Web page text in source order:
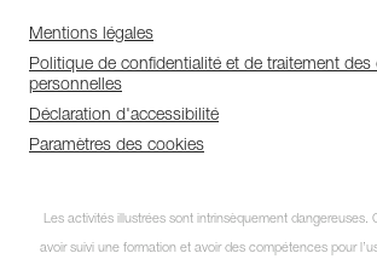
Mentions légales
Politique de confidentialité et de traitement des
personnelles
Déclaration d'accessibilité
Paramètres des cookies
Les activités illustrées sont intrinsèquement dangereuses.
avoir suivi une formation et avoir des compétences pour